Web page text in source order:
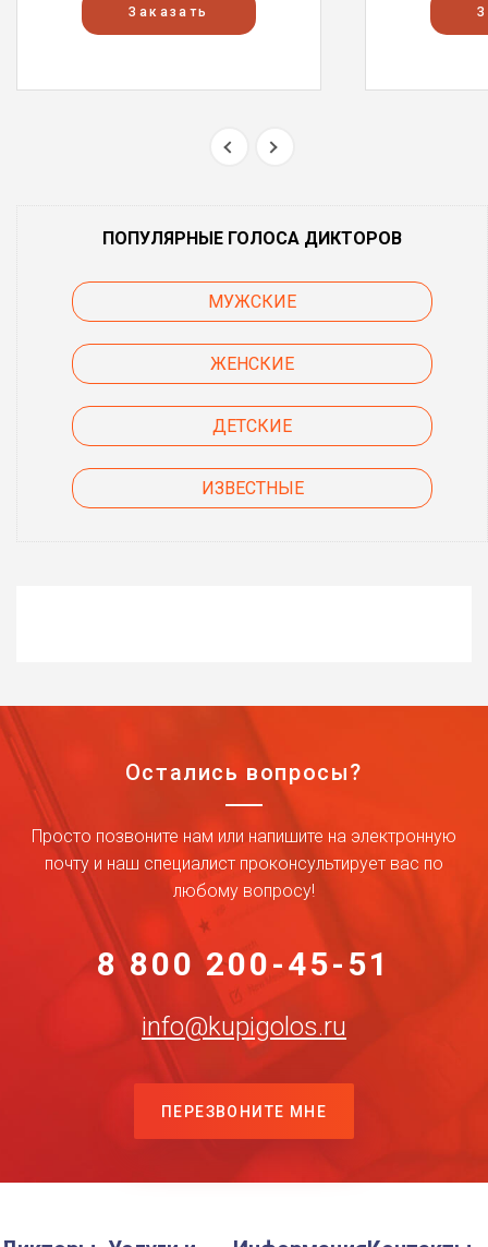
Заказать
ПОПУЛЯРНЫЕ ГОЛОСА ДИКТОРОВ
МУЖСКИЕ
ЖЕНСКИЕ
ДЕТСКИЕ
ИЗВЕСТНЫЕ
Остались вопросы?
Просто позвоните нам или напишите на электронную
почту и наш специалист проконсультирует вас по
любому вопросу!
8 800 200-45-51
info@kupigolos.ru
ПЕРЕЗВОНИТЕ МНЕ